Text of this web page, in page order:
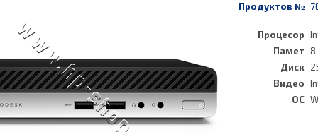
Продуктов №
Процесор
Памет 8
Диск
Видео
ОС